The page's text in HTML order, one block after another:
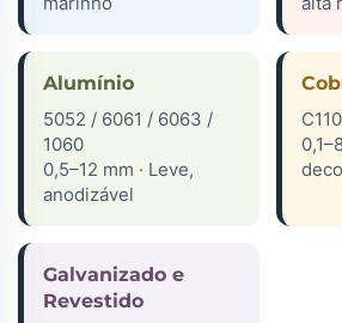
Alumínio
5052 / 6061 / 6063 /
1060
0,5–12 mm · Leve,
anodizável
Galvanizado e
Revestido